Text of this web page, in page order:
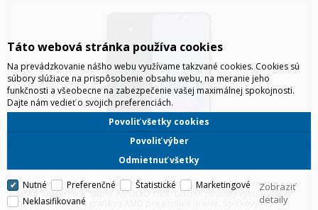
SAMSUNG A576 GALAXY A57 5G 8/128GB DUOS TMAVOMODRÁ
Extrémne tenký dizajn – Telo má len 6,9 mm, čo pôsobí prémiovo a
ľahko. Displej 6,7" Super AMOLED Plus, 120 Hz. Hráčsky výkon – Nový
čip Exynos 1680 s grafikou AMD pre plynulé hranie. Špičkový jas –
Táto webová stránka používa cookies
Na prevádzkovanie nášho webu využívame takzvané cookies. Cookies sú
súbory slúžiace na prispôsobenie obsahu webu, na meranie jeho
funkčnosti a všeobecne na zabezpečenie vašej maximálnej spokojnosti.
Dajte nám vedieť o svojich preferenciách.
Odmietnuť všetky
Povoliť výber
Povoliť všetky cookies
Nutné Preferenčné Štatistické
Marketingové
Neklasifikované
Zobraziť
detaily